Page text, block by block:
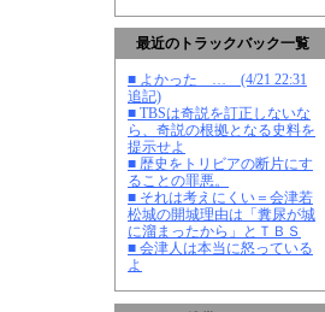
最近のトラックバック一覧
■ よかった … (4/21 22:31
追記)
■ TBSは奇説を訂正しないな
ら、奇説の根拠となる史料を
提示せよ
■ 歴史をトリビアの断片にす
ることの罪悪。
■ それは考えにくい＝会津若
松城の開城理由は「糞尿が城
に溜まったから」とＴＢＳ
■ 会津人は本当に怒っている
よ